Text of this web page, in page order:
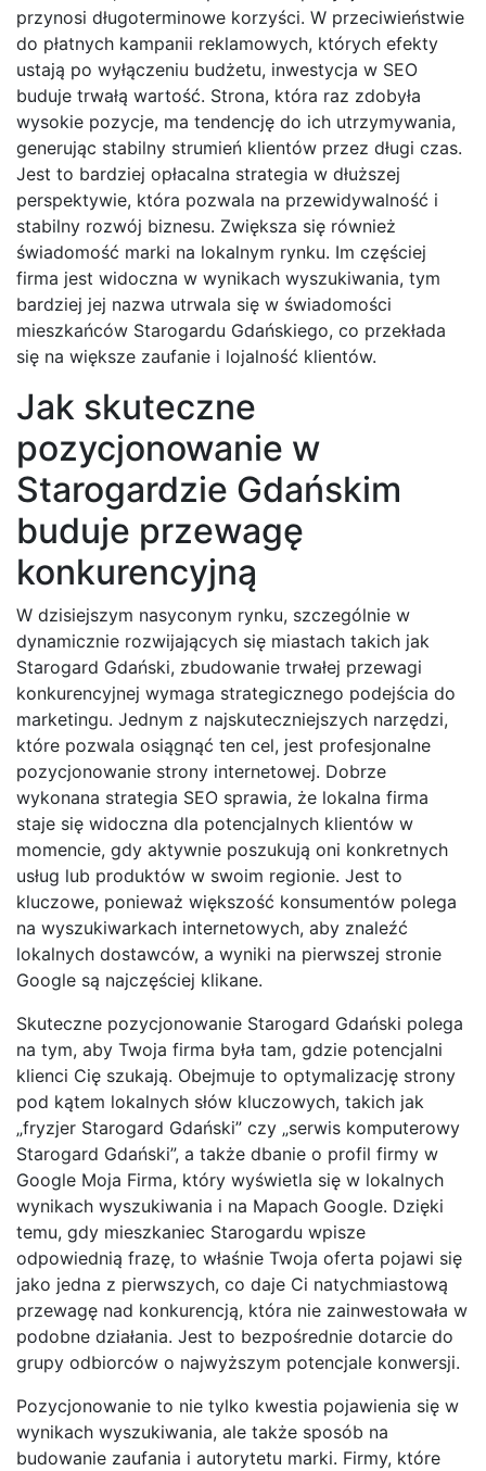
przynosi długoterminowe korzyści. W przeciwieństwie
do płatnych kampanii reklamowych, których efekty
ustają po wyłączeniu budżetu, inwestycja w SEO
buduje trwałą wartość. Strona, która raz zdobyła
wysokie pozycje, ma tendencję do ich utrzymywania,
generując stabilny strumień klientów przez długi czas.
Jest to bardziej opłacalna strategia w dłuższej
perspektywie, która pozwala na przewidywalność i
stabilny rozwój biznesu. Zwiększa się również
świadomość marki na lokalnym rynku. Im częściej
firma jest widoczna w wynikach wyszukiwania, tym
bardziej jej nazwa utrwala się w świadomości
mieszkańców Starogardu Gdańskiego, co przekłada
się na większe zaufanie i lojalność klientów.
Jak skuteczne
pozycjonowanie w
Starogardzie Gdańskim
buduje przewagę
konkurencyjną
W dzisiejszym nasyconym rynku, szczególnie w
dynamicznie rozwijających się miastach takich jak
Starogard Gdański, zbudowanie trwałej przewagi
konkurencyjnej wymaga strategicznego podejścia do
marketingu. Jednym z najskuteczniejszych narzędzi,
które pozwala osiągnąć ten cel, jest profesjonalne
pozycjonowanie strony internetowej. Dobrze
wykonana strategia SEO sprawia, że lokalna firma
staje się widoczna dla potencjalnych klientów w
momencie, gdy aktywnie poszukują oni konkretnych
usług lub produktów w swoim regionie. Jest to
kluczowe, ponieważ większość konsumentów polega
na wyszukiwarkach internetowych, aby znaleźć
lokalnych dostawców, a wyniki na pierwszej stronie
Google są najczęściej klikane.
Skuteczne pozycjonowanie Starogard Gdański polega
na tym, aby Twoja firma była tam, gdzie potencjalni
klienci Cię szukają. Obejmuje to optymalizację strony
pod kątem lokalnych słów kluczowych, takich jak
„fryzjer Starogard Gdański” czy „serwis komputerowy
Starogard Gdański”, a także dbanie o profil firmy w
Google Moja Firma, który wyświetla się w lokalnych
wynikach wyszukiwania i na Mapach Google. Dzięki
temu, gdy mieszkaniec Starogardu wpisze
odpowiednią frazę, to właśnie Twoja oferta pojawi się
jako jedna z pierwszych, co daje Ci natychmiastową
przewagę nad konkurencją, która nie zainwestowała w
podobne działania. Jest to bezpośrednie dotarcie do
grupy odbiorców o najwyższym potencjale konwersji.
Pozycjonowanie to nie tylko kwestia pojawienia się w
wynikach wyszukiwania, ale także sposób na
budowanie zaufania i autorytetu marki. Firmy, które